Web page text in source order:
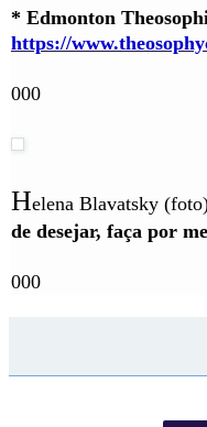
* Edmonton
https://
000
Helena Blavatsky
de desejar, faça por
000